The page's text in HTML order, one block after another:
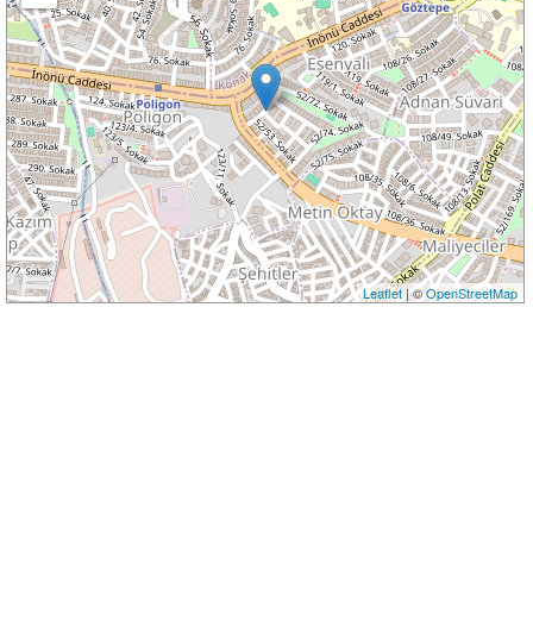
Leaflet| ©OpenStreetMap